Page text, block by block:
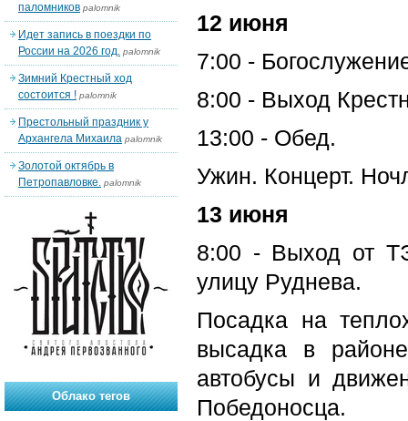
12 июня
7:00 -
8:00 - Выход
13:00 - Обед.
Ужин. Концерт.
13 июня
8:00 - Выход от
улицу Руднева.
Посадка на
высадка в
автобусы и
Победоносца.
паломников palomnik
Идет запись в поездки по
России на 2026 год. palomnik
Зимний Крестный ход
состоится ! palomnik
Престольный праздник у
Архангела Михаила palomnik
Золотой октябрь в
Петропавловке. palomnik
Облако тегов